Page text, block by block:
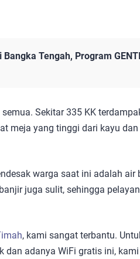
Tengah, Program
Sekitar 335 KK
meja yang tinggi dari kayu
warga saat ini adalah air
juga sulit, sehingga
, kami sangat terbantu.
dan adanya WiFi gratis ini,